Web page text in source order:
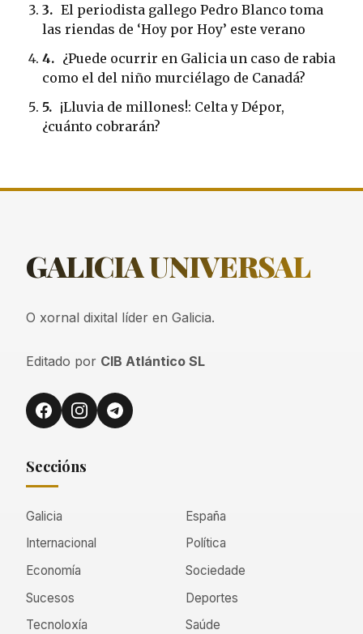
3. El periodista gallego Pedro Blanco toma
las riendas de ‘Hoy por Hoy’ este verano
4. ¿Puede ocurrir en Galicia un caso de rabia
como el del niño murciélago de Canadá?
5. ¡Lluvia de millones!: Celta y Dépor,
¿cuánto cobrarán?
GALICIAUNIVERSAL
O xornal dixital líder en Galicia.
Editado por CIB Atlántico SL
Seccións
Galicia
España
Internacional
Política
Economía
Sociedade
Sucesos
Deportes
Tecnoloxía
Saúde